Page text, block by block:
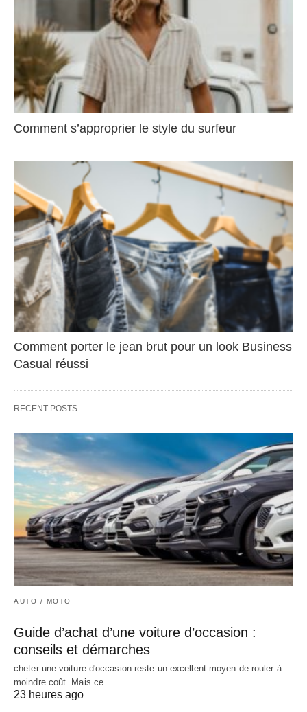
Comment s’approprier le style du surfeur
Comment porter le jean brut pour un look Business
Casual réussi
RECENT POSTS
AUTO / MOTO
Guide d’achat d’une voiture d’occasion :
conseils et démarches
cheter une voiture d'occasion reste un excellent moyen de rouler à
moindre coût. Mais ce…
23 heures ago